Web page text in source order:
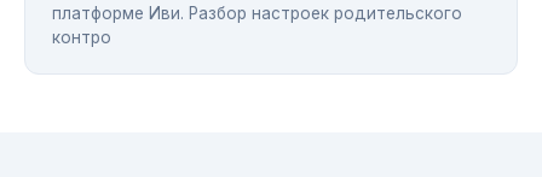
платформе Иви. Разбор настроек родительского
контро